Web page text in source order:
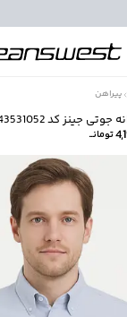
پیراهن
جینز کد 43531052
تومانــ